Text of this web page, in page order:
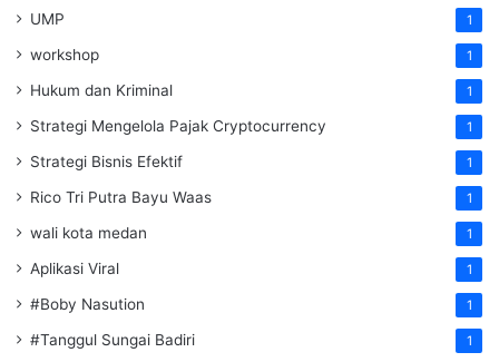
UMP 1
workshop 1
Hukum dan Kriminal 1
Strategi Mengelola Pajak Cryptocurrency 1
Strategi Bisnis Efektif 1
Rico Tri Putra Bayu Waas 1
wali kota medan 1
Aplikasi Viral 1
#Boby Nasution 1
#Tanggul Sungai Badiri 1